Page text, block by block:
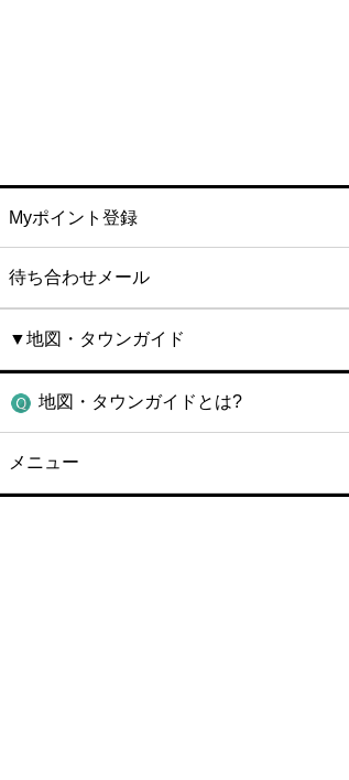
Myポイント登録
待ち合わせメール
▼地図・タウンガイド
地図・タウンガイドとは?
メニュー